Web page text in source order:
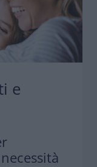
e